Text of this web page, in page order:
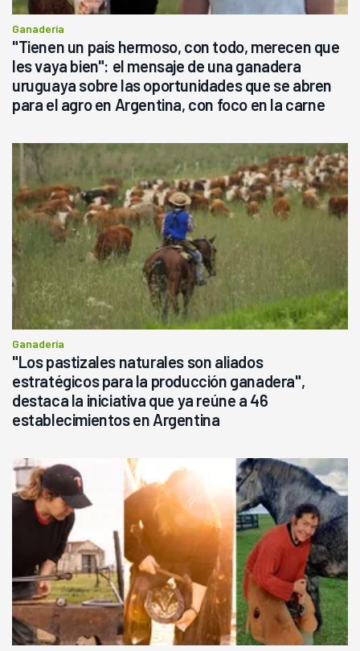
Ganadería
"Tienen un país hermoso, con todo, merecen que
les vaya bien": el mensaje de una ganadera
uruguaya sobre las oportunidades que se abren
para el agro en Argentina, con foco en la carne
Ganadería
"Los pastizales naturales son aliados
estratégicos para la producción ganadera",
destaca la iniciativa que ya reúne a 46
establecimientos en Argentina